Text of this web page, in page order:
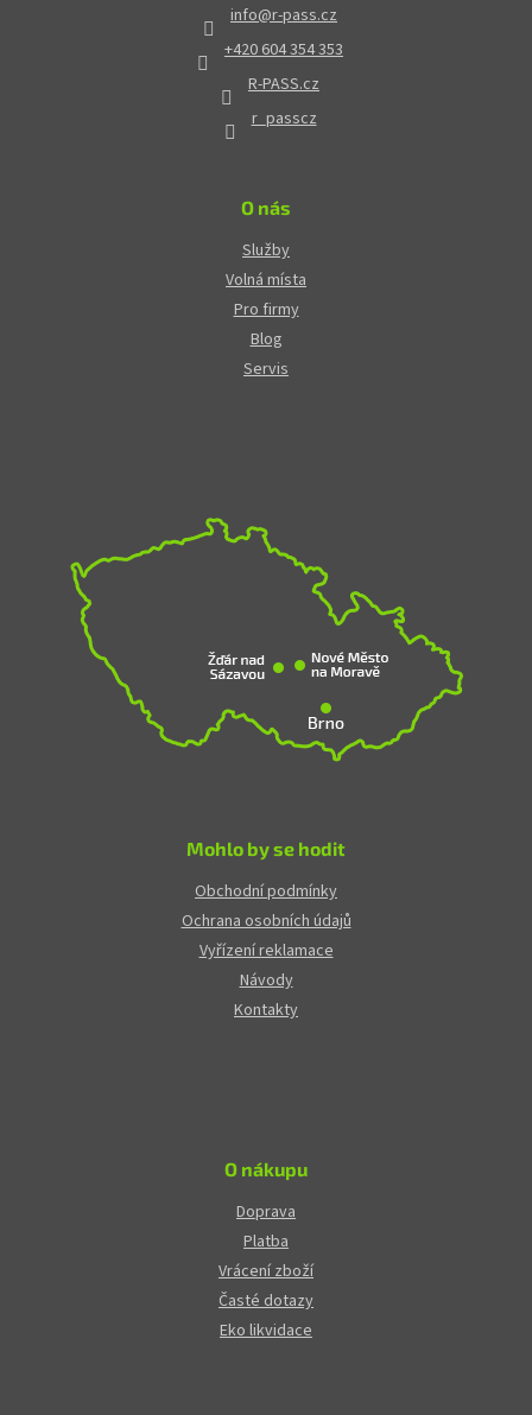
info@r-pass.cz
+420 604 354 353
R-PASS.cz
r_passcz
O nás
Služby
Volná místa
Pro firmy
Blog
Servis
Mohlo by se hodit
Obchodní podmínky
Ochrana osobních údajů
Vyřízení reklamace
Návody
Kontakty
O nákupu
Doprava
Platba
Vrácení zboží
Časté dotazy
Eko likvidace